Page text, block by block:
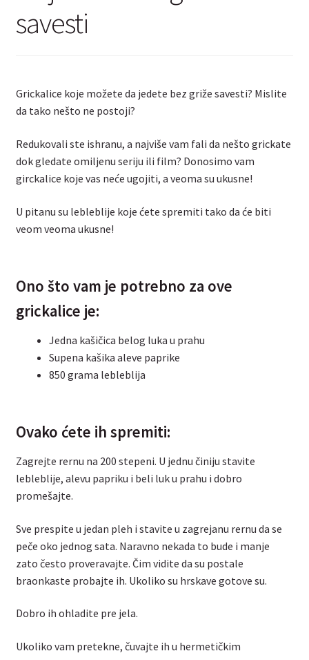
savesti
Grickalice koje možete da jedete bez griže savesti? Mislite
da tako nešto ne postoji?
Redukovali ste ishranu, a najviše vam fali da nešto grickate
dok gledate omiljenu seriju ili film? Donosimo vam
girckalice koje vas neće ugojiti, a veoma su ukusne!
U pitanu su lebleblije koje ćete spremiti tako da će biti
veom veoma ukusne!
Ono što vam je potrebno za ove
grickalice je:
Jedna kašičica belog luka u prahu
Supena kašika aleve paprike
850 grama lebleblija
Ovako ćete ih spremiti:
Zagrejte rernu na 200 stepeni. U jednu činiju stavite
lebleblije, alevu papriku i beli luk u prahu i dobro
promešajte.
Sve prespite u jedan pleh i stavite u zagrejanu rernu da se
peče oko jednog sata. Naravno nekada to bude i manje
zato često proveravajte. Čim vidite da su postale
braonkaste probajte ih. Ukoliko su hrskave gotove su.
Dobro ih ohladite pre jela.
Ukoliko vam pretekne, čuvajte ih u hermetičkim